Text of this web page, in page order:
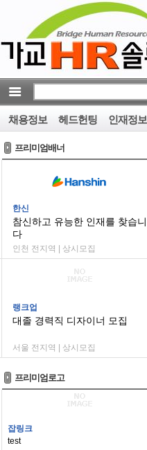
채용정보 헤드헌팅 인재정보
프리미엄배너
한신
참신하고 유능한 인재를 찾습니
다
인천 전지역 | 상시모집
랭크업
대졸 경력직 디자이너 모집
서울 전지역 | 상시모집
프리미엄로고
잡링크
test